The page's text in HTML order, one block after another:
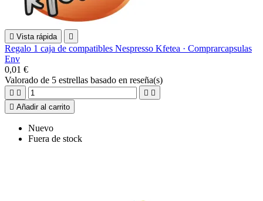
 Vista rápida 
Regalo 1 caja de compatibles Nespresso Kfetea · Comprarcapsulas
Env
0,01 €
Valorado de 5 estrellas basado en reseña(s)
   
 Añadir al carrito
Nuevo
Fuera de stock